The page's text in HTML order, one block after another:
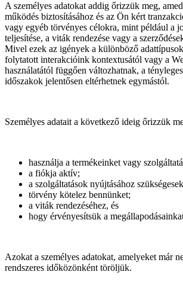
A személyes adatokat addig őrizzük meg,
működés biztosításához és az Ön kért
vagy egyéb törvényes célokra, mint például a
teljesítése, a viták rendezése vagy a
Mivel ezek az igények a különböző
folytatott interakcióink kontextusától vagy a
használatától függően változhatnak, a
időszakok jelentősen eltérhetnek egymástól.
Személyes adatait a következő ideig őrizzük
használja a termékeinket vagy
a fiókja aktív;
a szolgáltatások nyújtásához
törvény kötelez bennünket;
a viták rendezéséhez, és
hogy érvényesítsük a
Azokat a személyes adatokat, amelyeket már
rendszeres időközönként töröljük.